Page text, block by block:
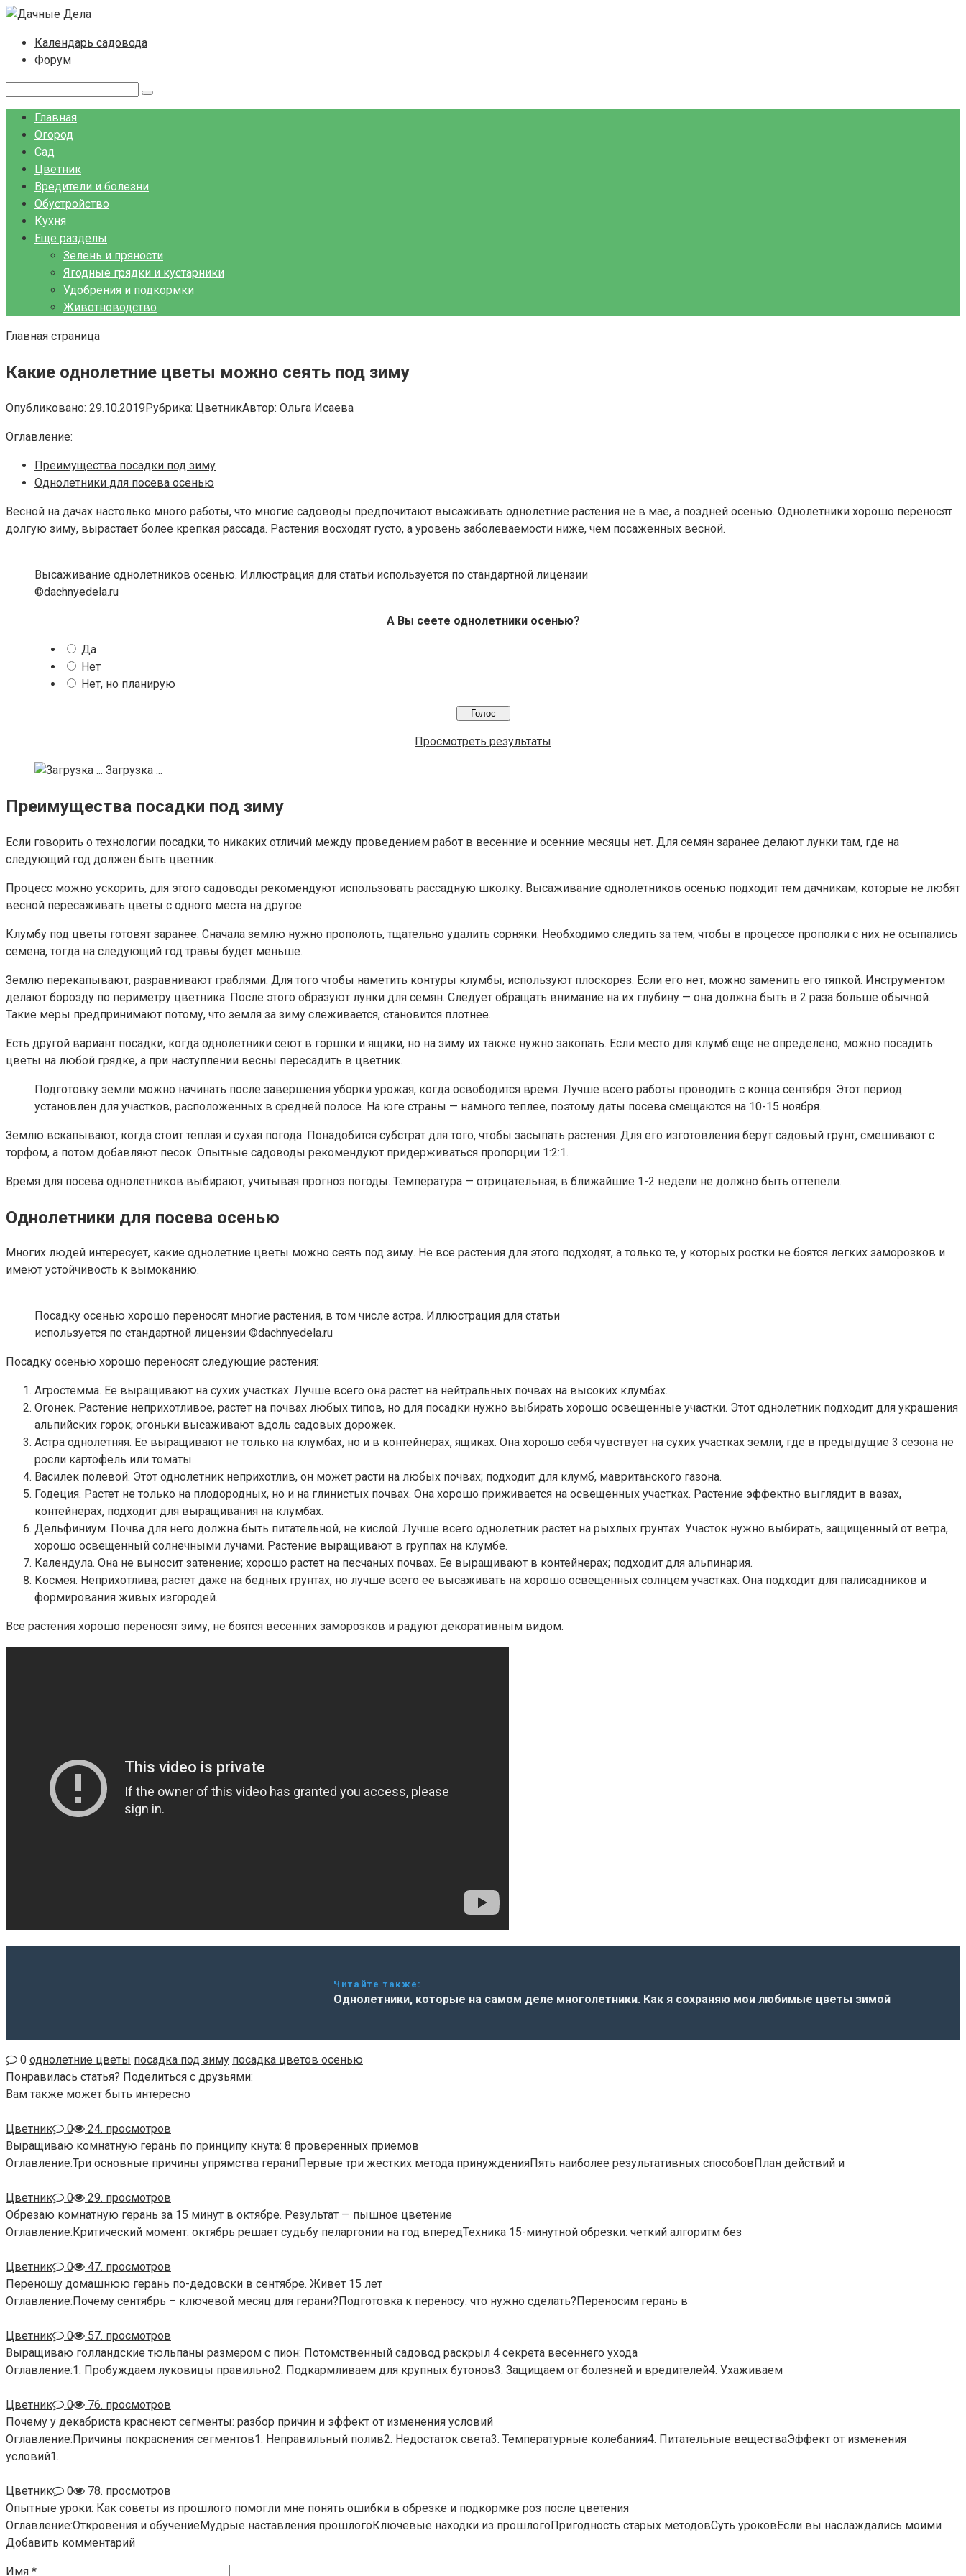
Перейти
контентуКалендарь садовода
Форум
Главная
Огород
Сад
Цветник
Вредители и болезни
Обустройство
Кухня
Еще разделы
Зелень и пряности
Ягодные грядки и кустарники
Удобрения и подкормки
Животноводство
Главная страница
Какие однолетние цветы можно сеять под зиму
Опубликовано: 29.10.2019Рубрика: ЦветникАвтор: Ольга Исаева
Оглавление:
Преимущества посадки под зиму
Однолетники для посева осенью
Весной на дачах настолько много работы, что многие садоводы предпочитают высаживать однолетние растения не в мае, а поздней осенью. Однолетники хорошо переносят
долгую зиму, вырастает более крепкая рассада. Растения восходят густо, а уровень заболеваемости ниже, чем посаженных весной.
Высаживание однолетников осенью. Иллюстрация для статьи используется по стандартной лицензии
©dachnyedela.ru
А Вы сеете однолетники осенью?
Да
Нет
Нет, но планирую
Просмотреть результаты
Загрузка ...
Преимущества посадки под зиму
Если говорить о технологии посадки, то никаких отличий между проведением работ в весенние и осенние месяцы нет. Для семян заранее делают лунки там, где на
следующий год должен быть цветник.
Процесс можно ускорить, для этого садоводы рекомендуют использовать рассадную школку. Высаживание однолетников осенью подходит тем дачникам, которые не любят
весной пересаживать цветы с одного места на другое.
Клумбу под цветы готовят заранее. Сначала землю нужно прополоть, тщательно удалить сорняки. Необходимо следить за тем, чтобы в процессе прополки с них не осыпались
семена, тогда на следующий год травы будет меньше.
Землю перекапывают, разравнивают граблями. Для того чтобы наметить контуры клумбы, используют плоскорез. Если его нет, можно заменить его тяпкой. Инструментом
делают борозду по периметру цветника. После этого образуют лунки для семян. Следует обращать внимание на их глубину — она должна быть в 2 раза больше обычной.
Такие меры предпринимают потому, что земля за зиму слеживается, становится плотнее.
Есть другой вариант посадки, когда однолетники сеют в горшки и ящики, но на зиму их также нужно закопать. Если место для клумб еще не определено, можно посадить
цветы на любой грядке, а при наступлении весны пересадить в цветник.
Подготовку земли можно начинать после завершения уборки урожая, когда освободится время. Лучше всего работы проводить с конца сентября. Этот период
установлен для участков, расположенных в средней полосе. На юге страны — намного теплее, поэтому даты посева смещаются на 10-15 ноября.
Землю вскапывают, когда стоит теплая и сухая погода. Понадобится субстрат для того, чтобы засыпать растения. Для его изготовления берут садовый грунт, смешивают с
торфом, а потом добавляют песок. Опытные садоводы рекомендуют придерживаться пропорции 1:2:1.
Время для посева однолетников выбирают, учитывая прогноз погоды. Температура — отрицательная; в ближайшие 1-2 недели не должно быть оттепели.
Однолетники для посева осенью
Многих людей интересует, какие однолетние цветы можно сеять под зиму. Не все растения для этого подходят, а только те, у которых ростки не боятся легких заморозков и
имеют устойчивость к вымоканию.
Посадку осенью хорошо переносят многие растения, в том числе астра. Иллюстрация для статьи
используется по стандартной лицензии ©dachnyedela.ru
Посадку осенью хорошо переносят следующие растения:
Агростемма. Ее выращивают на сухих участках. Лучше всего она растет на нейтральных почвах на высоких клумбах.
Огонек. Растение неприхотливое, растет на почвах любых типов, но для посадки нужно выбирать хорошо освещенные участки. Этот однолетник подходит для украшения
альпийских горок; огоньки высаживают вдоль садовых дорожек.
Астра однолетняя. Ее выращивают не только на клумбах, но и в контейнерах, ящиках. Она хорошо себя чувствует на сухих участках земли, где в предыдущие 3 сезона не
росли картофель или томаты.
Василек полевой. Этот однолетник неприхотлив, он может расти на любых почвах; подходит для клумб, мавританского газона.
Годеция. Растет не только на плодородных, но и на глинистых почвах. Она хорошо приживается на освещенных участках. Растение эффектно выглядит в вазах,
контейнерах, подходит для выращивания на клумбах.
Дельфиниум. Почва для него должна быть питательной, не кислой. Лучше всего однолетник растет на рыхлых грунтах. Участок нужно выбирать, защищенный от ветра,
хорошо освещенный солнечными лучами. Растение выращивают в группах на клумбе.
Календула. Она не выносит затенение; хорошо растет на песчаных почвах. Ее выращивают в контейнерах; подходит для альпинария.
Космея. Неприхотлива; растет даже на бедных грунтах, но лучше всего ее высаживать на хорошо освещенных солнцем участках. Она подходит для палисадников и
формирования живых изгородей.
Все растения хорошо переносят зиму, не боятся весенних заморозков и радуют декоративным видом.
Читайте также:
Однолетники, которые на самом деле многолетники. Как я сохраняю мои любимые цветы зимой
0 однолетние цветы посадка под зиму посадка цветов осенью
Понравилась статья? Поделиться с друзьями:
Вам также может быть интересно
Цветник 0
24. просмотров
Выращиваю комнатную герань по принципу кнута: 8 проверенных приемов
Оглавление:Три основные причины упрямства гераниПервые три жестких метода принужденияПять наиболее результативных способовПлан действий и
Цветник 0
29. просмотров
Обрезаю комнатную герань за 15 минут в октябре. Результат — пышное цветение
Оглавление:Критический момент: октябрь решает судьбу пеларгонии на год впередТехника 15-минутной обрезки: четкий алгоритм без
Цветник 0
47. просмотров
Переношу домашнюю герань по-дедовски в сентябре. Живет 15 лет
Оглавление:Почему сентябрь – ключевой месяц для герани?Подготовка к переносу: что нужно сделать?Переносим герань в
Цветник 0
57. просмотров
Выращиваю голландские тюльпаны размером с пион: Потомственный садовод раскрыл 4 секрета весеннего ухода
Оглавление:1. Пробуждаем луковицы правильно2. Подкармливаем для крупных бутонов3. Защищаем от болезней и вредителей4. Ухаживаем
Цветник 0
76. просмотров
Почему у декабриста краснеют сегменты: разбор причин и эффект от изменения условий
Оглавление:Причины покраснения сегментов1. Неправильный полив2. Недостаток света3. Температурные колебания4. Питательные веществаЭффект от изменения
условий1.
Цветник 0
78. просмотров
Опытные уроки: Как советы из прошлого помогли мне понять ошибки в обрезке и подкормке роз после цветения
Оглавление:Откровения и обучениеМудрые наставления прошлогоКлючевые находки из прошлогоПригодность старых методовСуть уроковЕсли вы наслаждались моими
Добавить комментарий
Имя *